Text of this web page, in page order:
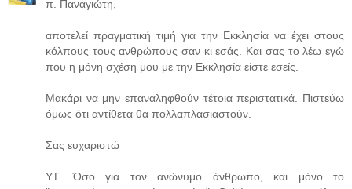
π. Παναγιώτη,
αποτελεί πραγματική τιμή για την Εκκλησία να έχει στους
κόλπους τους ανθρώπους σαν κι εσάς. Και σας το λέω εγώ
που η μόνη σχέση μου με την Εκκλησία είστε εσείς.
Μακάρι να μην επαναληφθούν τέτοια περιστατικά. Πιστεύω
όμως ότι αντίθετα θα πολλαπλασιαστούν.
Σας ευχαριστώ
Υ.Γ. Όσο για τον ανώνυμο άνθρωπο, και μόνο το